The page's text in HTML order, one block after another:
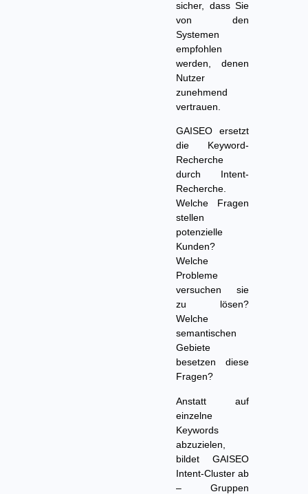
sicher, dass Sie
von den
Systemen
empfohlen
werden, denen
Nutzer
zunehmend
vertrauen.
GAISEO ersetzt
die Keyword-
Recherche
durch Intent-
Recherche.
Welche Fragen
stellen
potenzielle
Kunden?
Welche
Probleme
versuchen sie
zu lösen?
Welche
semantischen
Gebiete
besetzen diese
Fragen?
Anstatt auf
einzelne
Keywords
abzuzielen,
bildet GAISEO
Intent-Cluster ab
– Gruppen